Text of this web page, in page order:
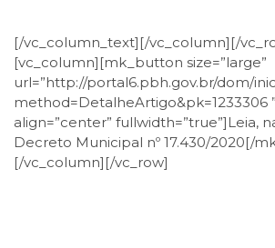
[/vc_column_text][/vc_column][/
[vc_column][mk_button size=”large”
url=”http://portal6.pbh.gov.br/dom/
method=DetalheArtigo&pk=1233306
align=”center” fullwidth=”true”]Leia,
Decreto Municipal nº 17.430/2020[/
[/vc_column][/vc_row]